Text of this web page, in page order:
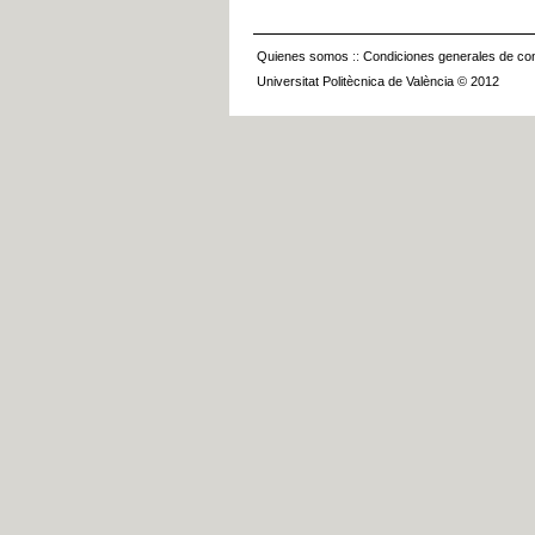
Quienes somos :: Condiciones generales de
Universitat Politècnica de València © 2012